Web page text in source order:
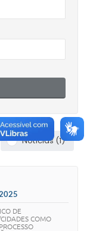
Notícias (1)
DE
COMO